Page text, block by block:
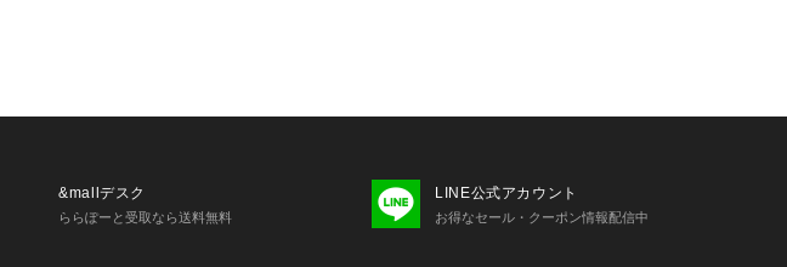
キとブランドロゴに変更となります。
※この商品はサンプルを使用して撮影しております。デ
ザインや配色などが実際の商品とは一部異なる場合がご
&mallデスク
ららぽーと受取なら送料無料
LINE公式アカウント
お得なセール・クーポン情報配信中